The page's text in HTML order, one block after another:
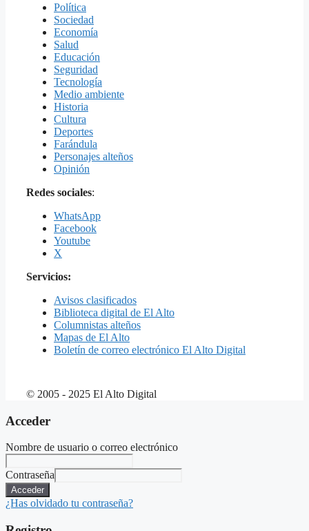
Política
Sociedad
Economía
Salud
Educación
Seguridad
Tecnología
Medio ambiente
Historia
Cultura
Deportes
Farándula
Personajes alteños
Opinión
Redes sociales:
WhatsApp
Facebook
Youtube
X
Servicios:
Avisos clasificados
Biblioteca digital de El Alto
Columnistas alteños
Mapas de El Alto
Boletín de correo electrónico El Alto Digital
© 2005 - 2025 El Alto Digital
Acceder
Nombre de usuario o correo electrónico
Contraseña
Acceder
¿Has olvidado tu contraseña?